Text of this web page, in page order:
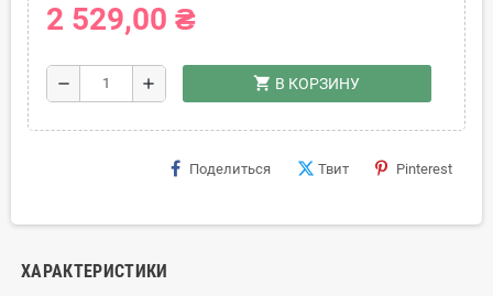
2 529,00 ₴
remove add shopping_cart В КОРЗИНУ
Поделиться Твит Pinterest
ХАРАКТЕРИСТИКИ